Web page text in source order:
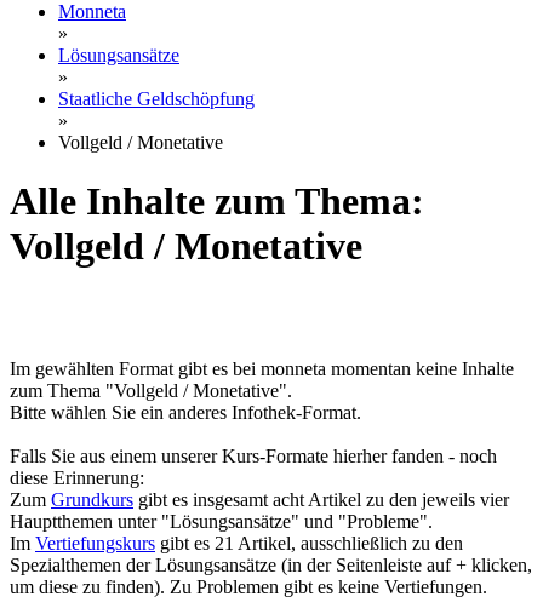
Monneta
»
Lösungsansätze
»
Staatliche Geldschöpfung
»
Vollgeld / Monetative
Alle Inhalte zum Thema:
Vollgeld / Monetative
Im gewählten Format gibt es bei monneta momentan keine Inhalte
zum Thema "Vollgeld / Monetative".
Bitte wählen Sie ein anderes Infothek-Format.
Falls Sie aus einem unserer Kurs-Formate hierher fanden - noch
diese Erinnerung:
Zum Grundkurs gibt es insgesamt acht Artikel zu den jeweils vier
Hauptthemen unter "Lösungsansätze" und "Probleme".
Im Vertiefungskurs gibt es 21 Artikel, ausschließlich zu den
Spezialthemen der Lösungsansätze (in der Seitenleiste auf + klicken,
um diese zu finden). Zu Problemen gibt es keine Vertiefungen.